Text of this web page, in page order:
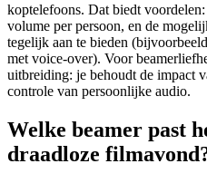
koptelefoons. Dat biedt
volume per persoon, en de
tegelijk aan te bieden
met voice-over). Voor
uitbreiding: je behoudt de impact
controle van persoonlijke audio.
Welke beamer past
draadloze